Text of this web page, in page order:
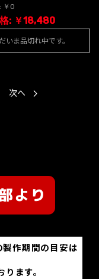
￥0
: ￥18,480
いま品切れ中です。
次へ
作期間の目安は
ます。